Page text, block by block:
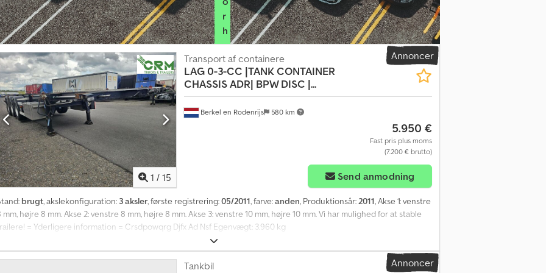
r
h
a
n
d
l
r
F
å
m
e
Annoncer
1 / 15
Berkel en Rodenrijs 580 km
Transport af containere
LAG 0-3-CC |TANK CONTAINER
CHASSIS ADR| BPW DISC |...
5.950 €
Fast pris plus moms
(7.200 € brutto)
Send anmodning
brugt, akslekonfiguration: 3 aksler, første registrering:05/2011, farve:anden, Produktionsår: 2011, Akse 1: venstre
mm, højre 8 mm. Akse 2: venstre 8 mm, højre 8 mm. Akse 3: venstre 10 mm, højre 10 mm. Vi har mulighed for at stable
= Yderligere information = Crsdpowqrg Djfx Ad Nsf Egenvægt: 3.960 kg
Annoncer
Tankbil